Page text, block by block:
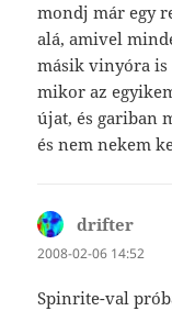
mondj már egy
alá, amivel
másik vinyóra
mikor az
újat, és gariban
és nem nekem
drifter
2008-02-06 14:52
Spinrite-val